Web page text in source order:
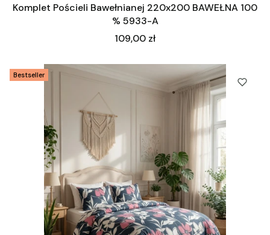
Komplet Pościeli Bawełnianej 220x200 BAWEŁNA 100
% 5933-A
Cena
109,00 zł
Bestseller